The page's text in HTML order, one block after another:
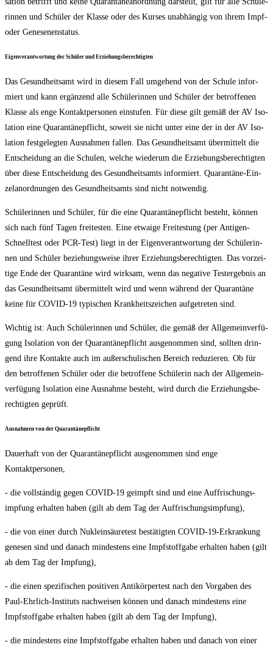
rin­nen und Schü­ler der Klas­se oder des Kur­ses unab­hän­gig von ihrem Impf-
oder Genesenenstatus.
Eigen­ver­ant­wor­tung der Schü­ler und Erziehungsberechtigten
Das Gesund­heits­amt wird in die­sem Fall umge­hend von der Schu­le infor­
miert und kann ergän­zend alle Schü­le­rin­nen und Schü­ler der betrof­fe­nen
Klas­se als enge Kon­takt­per­so­nen ein­stu­fen. Für die­se gilt gemäß der AV Iso­
la­ti­on eine Qua­ran­tä­ne­pflicht, soweit sie nicht unter eine der in der AV Iso­
la­ti­on fest­ge­leg­ten Aus­nah­men fal­len. Das Gesund­heits­amt über­mit­telt die
Ent­schei­dung an die Schu­len, wel­che wie­der­um die Erzie­hungs­be­rech­tig­ten
über die­se Ent­schei­dung des Gesund­heits­amts infor­miert. Qua­ran­tä­ne-Ein­
zel­an­ord­nun­gen des Gesund­heits­amts sind nicht notwendig.
Schü­le­rin­nen und Schü­ler, für die eine Qua­ran­tä­ne­pflicht besteht, kön­nen
sich nach fünf Tagen frei­tes­ten. Eine etwa­ige Frei­tes­tung (per Anti­gen-
Schnell­test oder PCR-Test) liegt in der Eigen­ver­ant­wor­tung der Schü­le­rin­
nen und Schü­ler bezie­hungs­wei­se ihrer Erzie­hungs­be­rech­tig­ten. Das vor­zei­
ti­ge Ende der Qua­ran­tä­ne wird wirk­sam, wenn das nega­ti­ve Test­ergeb­nis an
das Gesund­heits­amt über­mit­telt wird und wenn wäh­rend der Qua­ran­tä­ne
kei­ne für COVID-19 typi­schen Krank­heits­zei­chen auf­ge­tre­ten sind.
Wich­tig ist: Auch Schü­le­rin­nen und Schü­ler, die gemäß der All­ge­mein­ver­fü­
gung Iso­la­ti­on von der Qua­ran­tä­ne­pflicht aus­ge­nom­men sind, soll­ten drin­
gend ihre Kon­tak­te auch im außer­schu­li­schen Bereich redu­zie­ren. Ob für
den betrof­fe­nen Schü­ler oder die betrof­fe­ne Schü­le­rin nach der All­ge­mein­
ver­fü­gung Iso­la­ti­on eine Aus­nah­me besteht, wird durch die Erzie­hungs­be­
rech­tig­ten geprüft.
Aus­nah­men von der Quarantänepflicht
Dau­er­haft von der Qua­ran­tä­ne­pflicht aus­ge­nom­men sind enge
Kontaktpersonen,
- die voll­stän­dig gegen COVID-19 geimpft sind und eine Auf­fri­schungs­
imp­fung erhal­ten haben (gilt ab dem Tag der Auffrischungsimpfung),
- die von einer durch Nukle­in­säu­re­test bestä­tig­ten COVID-19-Erkran­kung
gene­sen sind und danach min­des­tens eine Impf­stoff­ga­be erhal­ten haben (gilt
ab dem Tag der Impfung),
- die einen spe­zi­fi­schen posi­ti­ven Anti­kör­per­test nach den Vor­ga­ben des
Paul-Ehr­lich-Insti­tuts nach­wei­sen kön­nen und danach min­des­tens eine
Impf­stoff­ga­be erhal­ten haben (gilt ab dem Tag der Impfung),
- die min­des­tens eine Impf­stoff­ga­be erhal­ten haben und danach von einer